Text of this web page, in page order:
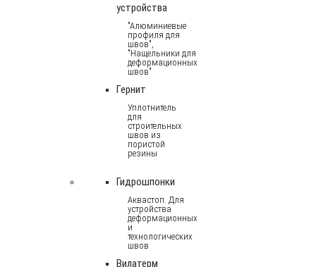
устройства
"Алюминиевые
профиля для
швов",
"Нащельники для
деформационных
швов"
Гернит
Уплотнитель
для
строительных
швов из
пористой
резины
Гидрошпонки
Аквастоп. Для
устройства
деформационных
и
технологических
швов
Вилатерм